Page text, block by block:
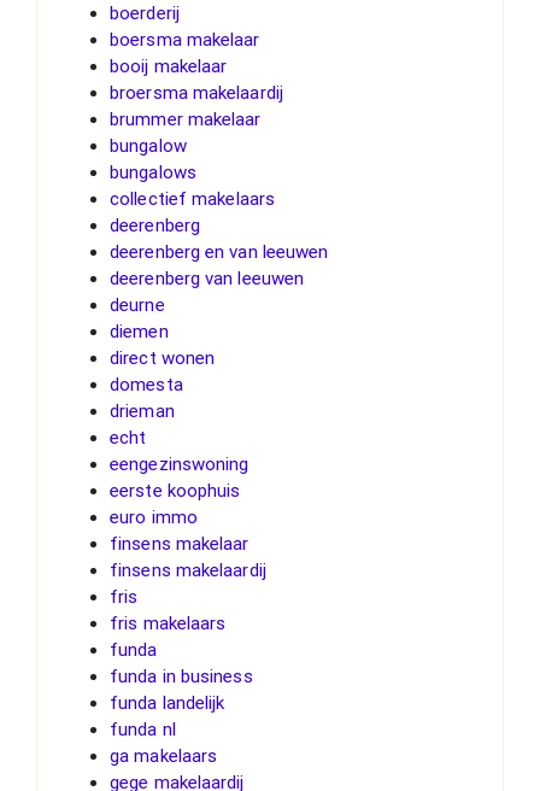
boerderij
boersma makelaar
booij makelaar
broersma makelaardij
brummer makelaar
bungalow
bungalows
collectief makelaars
deerenberg
deerenberg en van leeuwen
deerenberg van leeuwen
deurne
diemen
direct wonen
domesta
drieman
echt
eengezinswoning
eerste koophuis
euro immo
finsens makelaar
finsens makelaardij
fris
fris makelaars
funda
funda in business
funda landelijk
funda nl
ga makelaars
gege makelaardij